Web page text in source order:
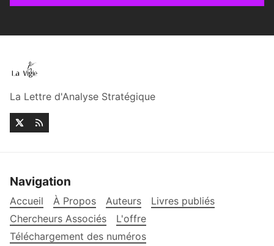
La Lettre d'Analyse Stratégique
Navigation
Accueil À Propos Auteurs
Livres publiés
Chercheurs Associés
L'offre
Téléchargement des numéros